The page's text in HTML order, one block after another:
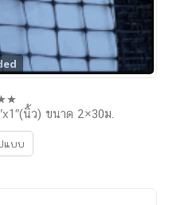
นิ้ว) ขนาด 2×30ม.
แบบ